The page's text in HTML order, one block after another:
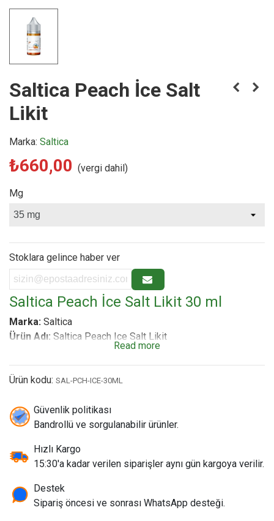
Saltica Peach İce Salt
Likit
Marka: Saltica
₺660,00 (vergi dahil)
Mg
Stoklara gelince haber ver
Saltica Peach İce Salt Likit 30 ml
Marka: Saltica
Ürün Adı: Saltica Peach Ice Salt Likit
Sulu Şeftali ve Yoğun Buz / Ferahlık (Peach
& Ice)
Şişe Boyutu:30 ml (Sızdırmaz Kilitli Gorilla Şişe)
VG/PG Oranı:%50 VG / %50 PG (Yüksek aroma ve
optimum boğaz vurumu)
Read more
Ürün kodu: SAL-PCH-ICE-30ML
Güvenlik politikası
Bandrollü ve sorgulanabilir ürünler.
Hızlı Kargo
15:30'a kadar verilen siparişler aynı gün kargoya verilir.
Destek
Sipariş öncesi ve sonrası WhatsApp desteği.